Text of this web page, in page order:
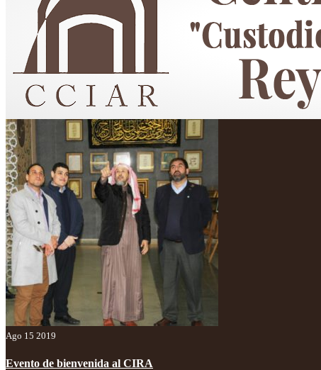
Centro Cultural Islámico "Custodio de las Dos Sagradas Mezquitas"
Ago 15 2019
Evento de bienvenida al CIRA